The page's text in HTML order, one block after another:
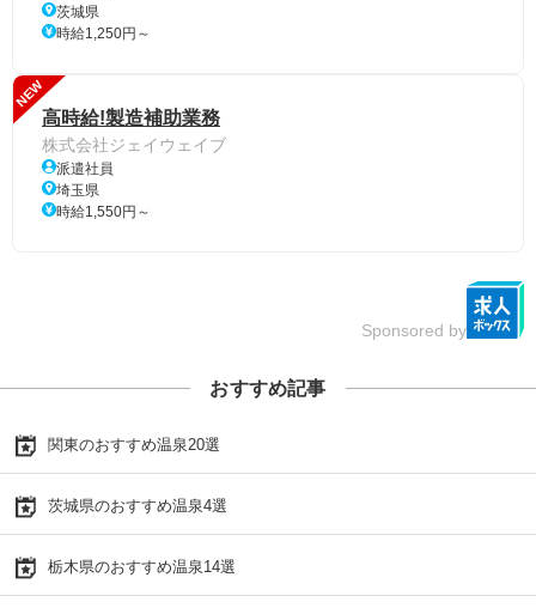
茨城県
時給1,250円～
NEW
高時給!製造補助業務
株式会社ジェイウェイブ
派遣社員
埼玉県
時給1,550円～
Sponsored by
おすすめ記事
関東のおすすめ温泉20選
茨城県のおすすめ温泉4選
栃木県のおすすめ温泉14選